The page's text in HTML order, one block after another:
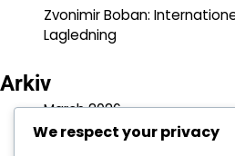
Zvonimir Boban:
Lagledning
Arkiv
March 2026
February 2026
We respect your privacy